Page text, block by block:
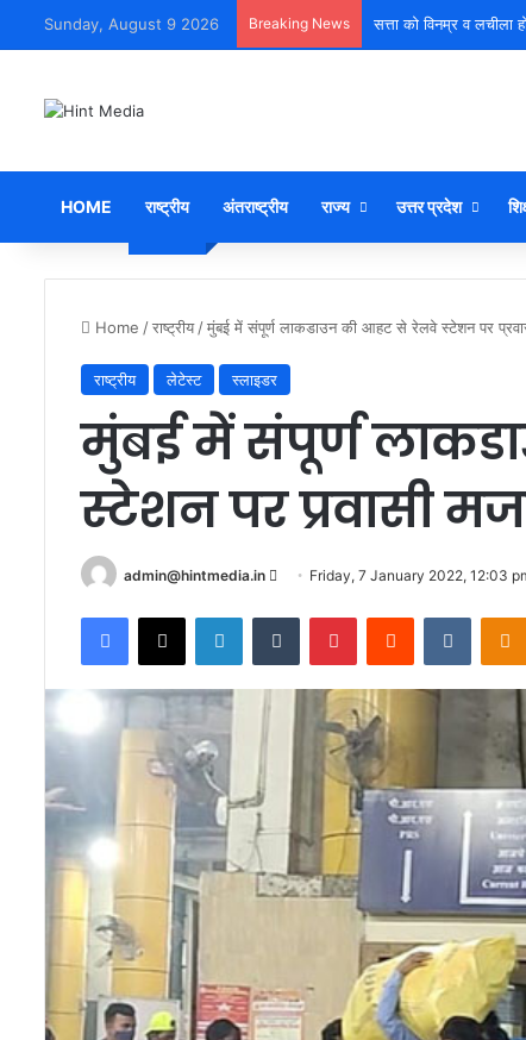
Sunday, August 9 2026 Breaking News सत्ता को विनम्र व लचीला
HOME राष्ट्रीय अंतराष्ट्रीय राज्य उत्तर प्रदेश
Home /राष्ट्रीय /मुंबई में संपूर्ण लाकडाउन की आहट से रेलवे स्टेशन पर
राष्ट्रीय लेटेस्ट स्लाइडर
मुंबई में संपूर्ण
स्टेशन पर प्रवासी
admin@hintmedia.in
Send
email
Friday, 7 January 2022, 12:03
Facebook
X LinkedInTumblr PinterestReddit